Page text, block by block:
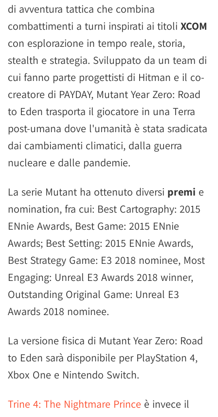
di avventura tattica che combina
combattimenti a turni inspirati ai titoli XCOM
con esplorazione in tempo reale, storia,
stealth e strategia. Sviluppato da un team di
cui fanno parte progettisti di Hitman e il co-
creatore di PAYDAY, Mutant Year Zero: Road
to Eden trasporta il giocatore in una Terra
post-umana dove l'umanità è stata sradicata
dai cambiamenti climatici, dalla guerra
nucleare e dalle pandemie.
La serie Mutant ha ottenuto diversi premi e
nomination, fra cui: Best Cartography: 2015
ENnie Awards, Best Game: 2015 ENnie
Awards; Best Setting: 2015 ENnie Awards,
Best Strategy Game: E3 2018 nominee, Most
Engaging: Unreal E3 Awards 2018 winner,
Outstanding Original Game: Unreal E3
Awards 2018 nominee.
La versione fisica di Mutant Year Zero: Road
to Eden sarà disponibile per PlayStation 4,
Xbox One e Nintendo Switch.
Trine 4: The Nightmare Prince è invece il